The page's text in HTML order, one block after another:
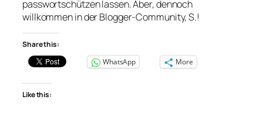
passwortschützen lassen. Aber, dennoch
willkommen in der Blogger-Community, S.!
Share this:
WhatsApp
More
Like this: